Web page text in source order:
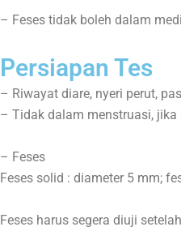
– Feses tidak boleh dalam
Persiapan Tes
– Riwayat diare, nyeri perut,
– Tidak dalam menstruasi,
– Feses
Feses solid : diameter 5 mm;
Feses harus segera diuji